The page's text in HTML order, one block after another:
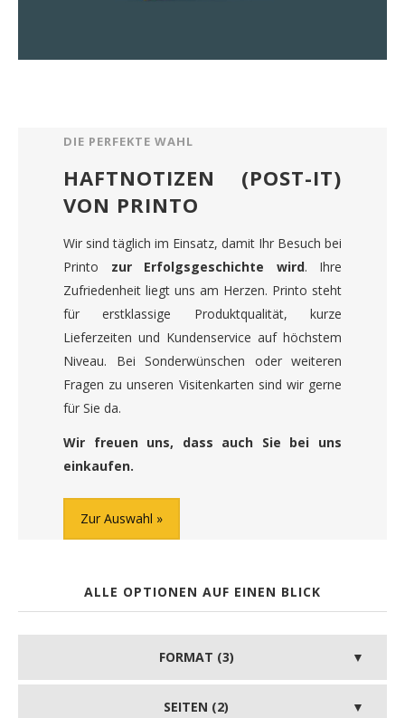
DIE PERFEKTE WAHL
HAFTNOTIZEN (POST-IT)
VON PRINTO
Wir sind täglich im Einsatz, damit Ihr Besuch bei
Printo zur Erfolgsgeschichte wird. Ihre
Zufriedenheit liegt uns am Herzen. Printo steht
für erstklassige Produktqualität, kurze
Lieferzeiten und Kundenservice auf höchstem
Niveau. Bei Sonderwünschen oder weiteren
Fragen zu unseren Visitenkarten sind wir gerne
für Sie da.
Wir freuen uns, dass auch Sie bei uns
einkaufen.
Zur Auswahl
ALLE OPTIONEN AUF EINEN BLICK
FORMAT (3)
SEITEN (2)